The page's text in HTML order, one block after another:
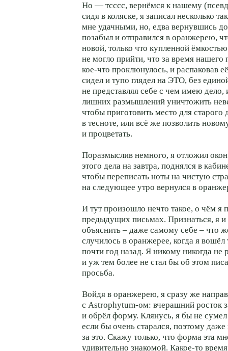
Но — тсссс, вернёмся к нашему
сидя в коляске, я записал несколько
мне удачными, но, едва вернувшись
позабыл и отправился в оранжерею,
новой, только что купленной
не могло прийти, что за время нашего
кое-что проклюнулось, и распаковав
сидел и тупо глядел на ЭТО, без
не представляя себе с чем имею дело,
лишних размышлений уничтожить
чтобы приготовить место для
в тесноте, или всё же позволить
и процветать.
Поразмыслив немного, я отложил
этого дела на завтра, поднялся в
чтобы переписать ноты на чистую
на следующее утро вернулся в
И тут произошло нечто такое, о чём я
предыдущих письмах. Признаться, я и
объяснить – даже самому себе – что
случилось в оранжерее, когда я
почти год назад. Я никому никогда не
и уж тем более не стал бы об этом
просьба.
Войдя в оранжерею, я сразу же
с Astrophytum-ом: вчерашний росток
и обрёл форму. Клянусь, я бы не
если бы очень старался, поэтому даже
за это. Скажу только, что форма эта
удивительно знакомой. Какое-то